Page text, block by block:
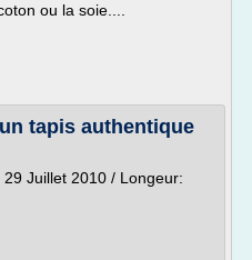
ou la soie....
tapis authentique
Juillet 2010 / Longeur: